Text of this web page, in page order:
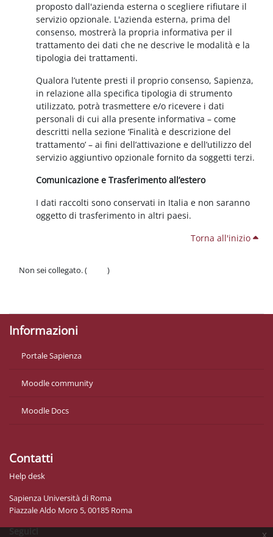
x
proposto dall'azienda esterna o scegliere rifiutare il
servizio opzionale. L'azienda esterna, prima del
consenso, mostrerà la propria informativa per il
trattamento dei dati che ne descrive le modalità e la
tipologia dei trattamenti.
Qualora l’utente presti il proprio consenso, Sapienza,
in relazione alla specifica tipologia di strumento
utilizzato, potrà trasmettere e/o ricevere i dati
personali di cui alla presente informativa – come
descritti nella sezione ‘Finalità e descrizione del
trattamento’ – ai fini dell’attivazione e dell’utilizzo del
servizio aggiuntivo opzionale fornito da soggetti terzi.
Comunicazione e Trasferimento all’estero
I dati raccolti sono conservati in Italia e non saranno
oggetto di trasferimento in altri paesi.
Torna all'inizio
Non sei collegato. (
)
Informazioni
Portale Sapienza
Moodle community
Moodle Docs
Contatti
Help desk
Sapienza Università di Roma
Piazzale Aldo Moro 5, 00185 Roma
Seguici